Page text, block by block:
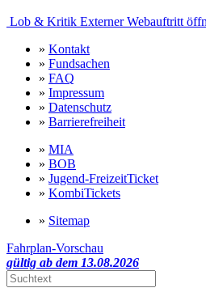
Lob & Kritik Externer Webauftritt
» Kontakt
» Fundsachen
» FAQ
» Impressum
» Datenschutz
» Barrierefreiheit
» MIA
» BOB
» Jugend-FreizeitTicket
» KombiTickets
» Sitemap
Fahrplan-Vorschau
gültig ab dem 13.08.2026